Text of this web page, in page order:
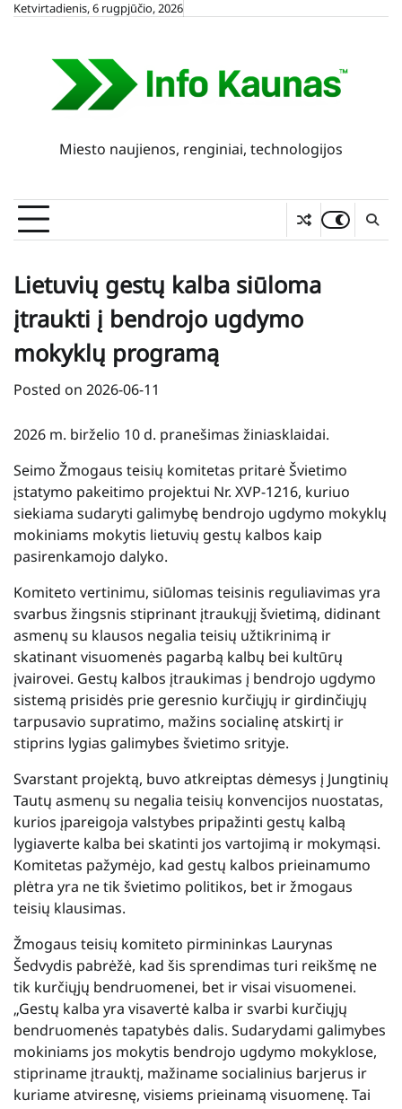
SkipKetvirtadienis, 6 rugpjūčio, 2026
Miesto naujienos, renginiai, technologijos
Lietuvių gestų kalba siūloma
įtraukti į bendrojo ugdymo
mokyklų programą
Posted on 2026-06-11
2026 m. birželio 10 d. pranešimas žiniasklaidai.
Seimo Žmogaus teisių komitetas pritarė Švietimo
įstatymo pakeitimo projektui Nr. XVP-1216, kuriuo
siekiama sudaryti galimybę bendrojo ugdymo mokyklų
mokiniams mokytis lietuvių gestų kalbos kaip
pasirenkamojo dalyko.
Komiteto vertinimu, siūlomas teisinis reguliavimas yra
svarbus žingsnis stiprinant įtraukųjį švietimą, didinant
asmenų su klausos negalia teisių užtikrinimą ir
skatinant visuomenės pagarbą kalbų bei kultūrų
įvairovei. Gestų kalbos įtraukimas į bendrojo ugdymo
sistemą prisidės prie geresnio kurčiųjų ir girdinčiųjų
tarpusavio supratimo, mažins socialinę atskirtį ir
stiprins lygias galimybes švietimo srityje.
Svarstant projektą, buvo atkreiptas dėmesys į Jungtinių
Tautų asmenų su negalia teisių konvencijos nuostatas,
kurios įpareigoja valstybes pripažinti gestų kalbą
lygiaverte kalba bei skatinti jos vartojimą ir mokymąsi.
Komitetas pažymėjo, kad gestų kalbos prieinamumo
plėtra yra ne tik švietimo politikos, bet ir žmogaus
teisių klausimas.
Žmogaus teisių komiteto pirmininkas Laurynas
Šedvydis pabrėžė, kad šis sprendimas turi reikšmę ne
tik kurčiųjų bendruomenei, bet ir visai visuomenei.
„Gestų kalba yra visavertė kalba ir svarbi kurčiųjų
bendruomenės tapatybės dalis. Sudarydami galimybes
mokiniams jos mokytis bendrojo ugdymo mokyklose,
stipriname įtrauktį, mažiname socialinius barjerus ir
kuriame atviresnę, visiems prieinamą visuomenę. Tai